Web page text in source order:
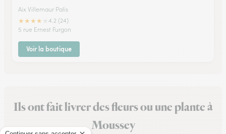
Aix Villemaur Palis
★★★★
4.2 (24)
5 rue Ernest Furgon
Voir la boutique
Ils ont fait livrer des fleurs ou une plante à
Moussey